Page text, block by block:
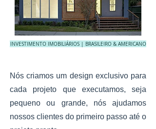
INVESTIMENTO IMOBILIÁRIOS | BRASILEIRO & AMERICANO
Nós criamos um design exclusivo para
cada projeto que executamos, seja
pequeno ou grande, nós ajudamos
nossos clientes do primeiro passo até o